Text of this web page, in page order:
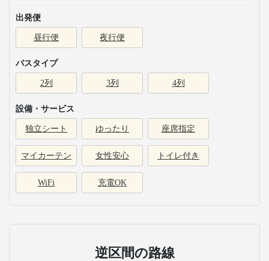
出発便
昼行便 夜行便
バスタイプ
2列 3列 4列
設備・サービス
独立シート ゆったり 座席指定
マイカーテン 女性安心 トイレ付き
WiFi 充電OK
逆区間の路線